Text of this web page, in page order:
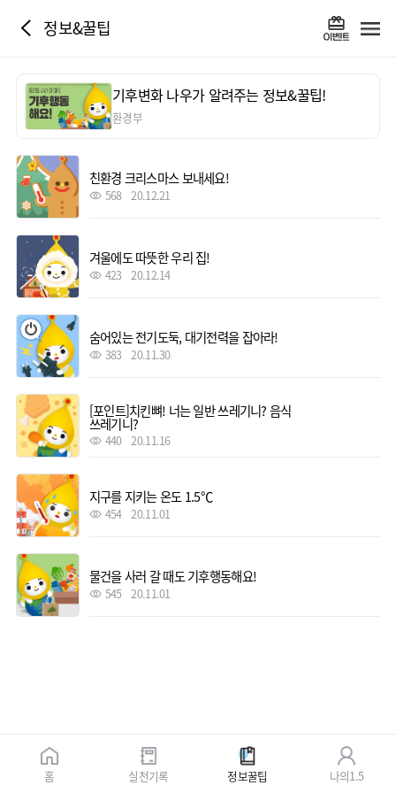
정보&꿀팁
기후변화 나우가 알려주는 정보&꿀팁!
환경부
친환경 크리스마스 보내세요!
568 20.12.21
겨울에도 따뜻한 우리 집!
423 20.12.14
숨어있는 전기도둑, 대기전력을 잡아라!
383 20.11.30
[포인트]치킨뼈! 너는 일반 쓰레기니? 음식
쓰레기니?
440 20.11.16
지구를 지키는 온도 1.5℃
454 20.11.01
물건을 사러 갈 때도 기후행동해요!
545 20.11.01
홈 실천기록 정보꿀팁 나의1.5